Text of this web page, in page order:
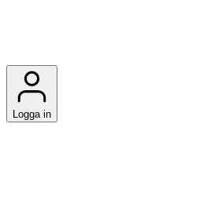
Logga in